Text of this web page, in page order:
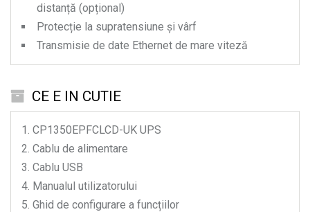
distanță (opțional)
Protecție la supratensiune și vârf
Transmisie de date Ethernet de mare viteză
CE E IN CUTIE
CP1350EPFCLCD-UK UPS
Cablu de alimentare
Cablu USB
Manualul utilizatorului
Ghid de configurare a funcțiilor